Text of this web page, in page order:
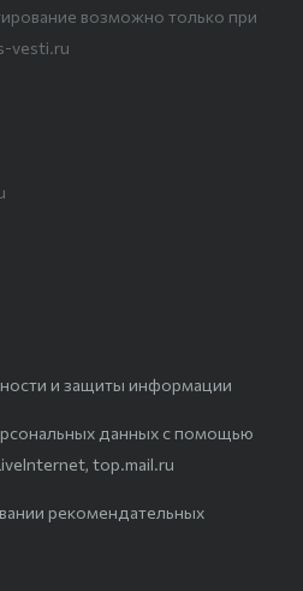
возможно только при
vesti.ru
и защиты информации
данных с помощью
top.mail.ru
рекомендательных